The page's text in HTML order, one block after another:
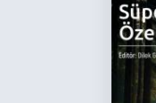
Uzaktan Erişim